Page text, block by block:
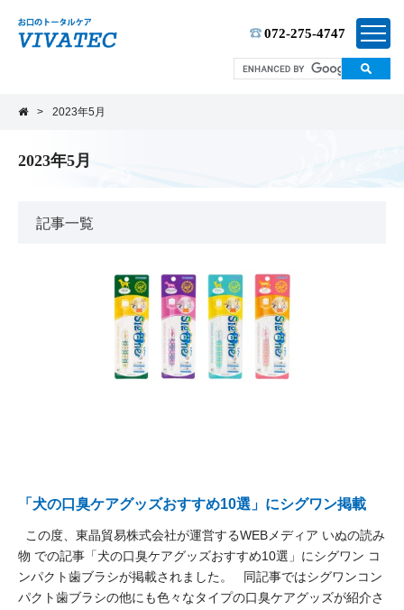
TEL:
072-275-4747
> 2023年5月
2023年5月
記事一覧
「犬の口臭ケアグッズおすすめ10選」にシグワン掲載
この度、東晶貿易株式会社が運営するWEBメディア いぬの読み
物 での記事「犬の口臭ケアグッズおすすめ10選」にシグワン コ
ンパクト歯ブラシが掲載されました。 同記事ではシグワンコン
パクト歯ブラシの他にも色々なタイプの口臭ケアグッズが紹介さ